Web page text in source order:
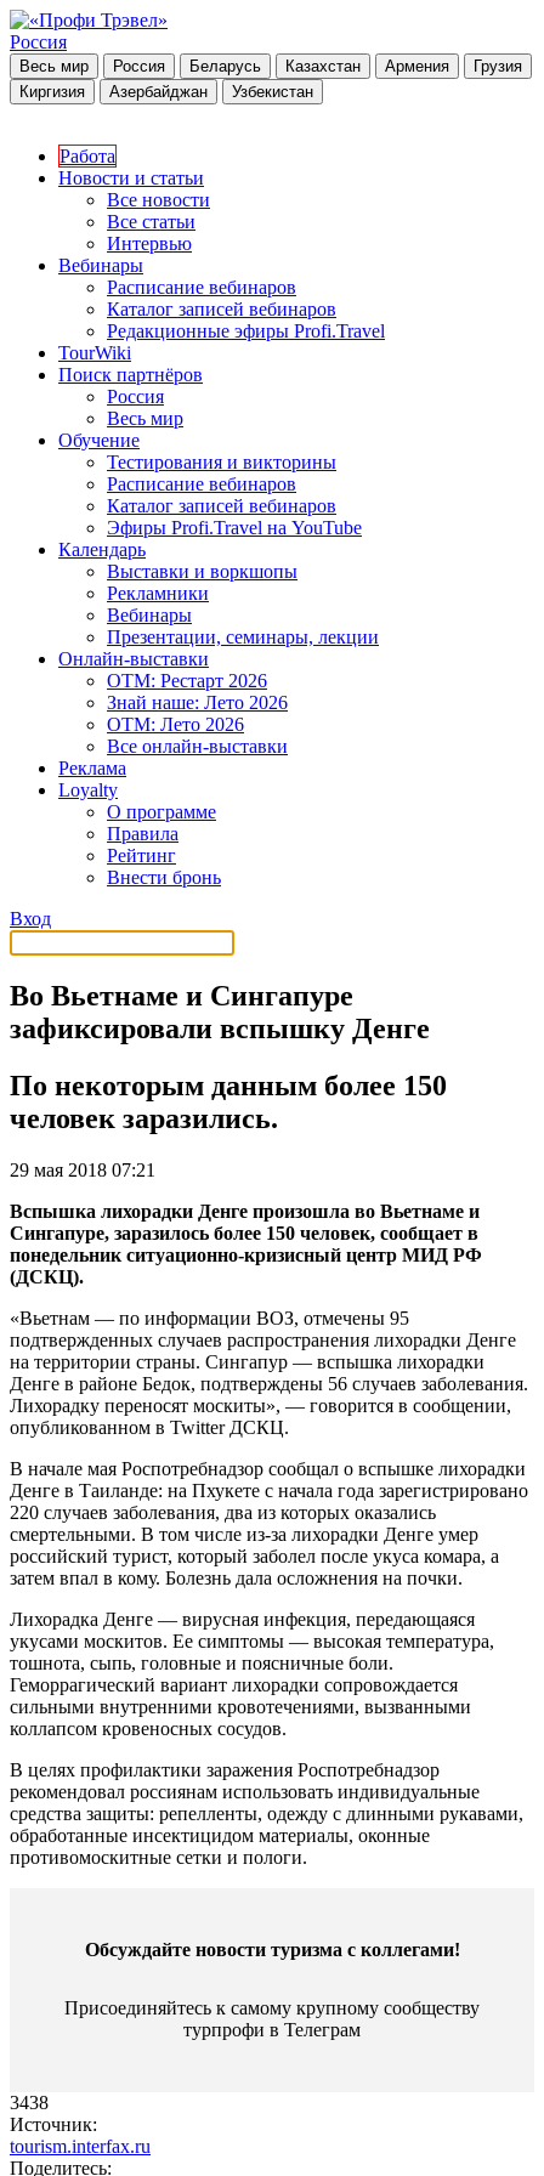
Россия
Весь мир Россия Беларусь Казахстан Армения
Грузия
Киргизия
Азербайджан Узбекистан
Работа
Новости и статьи
Все новости
Все статьи
Интервью
Вебинары
Расписание вебинаров
Каталог записей вебинаров
Редакционные эфиры Profi.Travel
TourWiki
Поиск партнёров
Россия
Весь мир
Обучение
Тестирования и викторины
Расписание вебинаров
Каталог записей вебинаров
Эфиры Profi.Travel на YouTube
Календарь
Выставки и воркшопы
Рекламники
Вебинары
Презентации, семинары, лекции
Онлайн-выставки
OTM: Рестарт 2026
Знай наше: Лето 2026
OTM: Лето 2026
Все онлайн-выставки
Реклама
Loyalty
О программе
Правила
Рейтинг
Внести бронь
Вход
Во Вьетнаме и Сингапуре
зафиксировали вспышку Денге
По некоторым данным более 150
человек заразились.
29 мая 2018 07:21
Вспышка лихорадки Денге произошла во Вьетнаме и
Сингапуре, заразилось более 150 человек, сообщает в
понедельник ситуационно-кризисный центр МИД РФ
(ДСКЦ).
«Вьетнам — по информации ВОЗ, отмечены 95
подтвержденных случаев распространения лихорадки Денге
на территории страны. Сингапур — вспышка лихорадки
Денге в районе Бедок, подтверждены 56 случаев заболевания.
Лихорадку переносят москиты», — говорится в сообщении,
опубликованном в Twitter ДСКЦ.
В начале мая Роспотребнадзор сообщал о вспышке лихорадки
Денге в Таиланде: на Пхукете с начала года зарегистрировано
220 случаев заболевания, два из которых оказались
смертельными. В том числе из-за лихорадки Денге умер
российский турист, который заболел после укуса комара, а
затем впал в кому. Болезнь дала осложнения на почки.
Лихорадка Денге — вирусная инфекция, передающаяся
укусами москитов. Ее симптомы — высокая температура,
тошнота, сыпь, головные и поясничные боли.
Геморрагический вариант лихорадки сопровождается
сильными внутренними кровотечениями, вызванными
коллапсом кровеносных сосудов.
В целях профилактики заражения Роспотребнадзор
рекомендовал россиянам использовать индивидуальные
средства защиты: репелленты, одежду с длинными рукавами,
обработанные инсектицидом материалы, оконные
противомоскитные сетки и пологи.
Обсуждайте новости туризма с коллегами!
Присоединяйтесь к самому крупному сообществу
турпрофи в Телеграм
3438
Источник:
tourism.interfax.ru
Поделитесь: